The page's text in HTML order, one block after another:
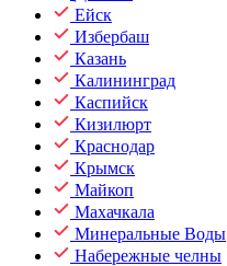
Ейск
Избербаш
Казань
Калининград
Каспийск
Кизилюрт
Краснодар
Крымск
Майкоп
Махачкала
Минеральные Воды
Набережные челны